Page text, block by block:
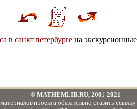
в санкт петербурге на
© MATHEMLIB.RU, 2001-2021
проекта обязательно ставить